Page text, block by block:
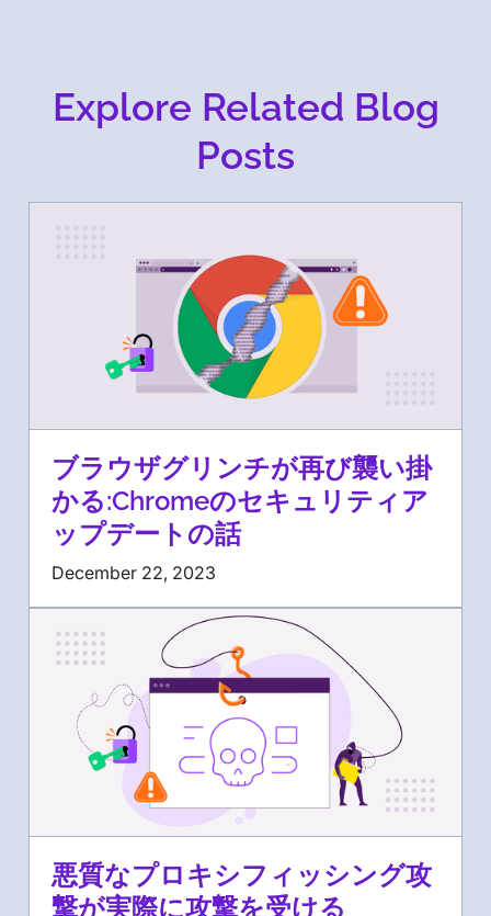
Explore Related Blog
Posts
ブラウザグリンチが再び襲い掛
かる:Chromeのセキュリティア
ップデートの話
December 22, 2023
悪質なプロキシフィッシング攻
撃が実際に攻撃を受ける